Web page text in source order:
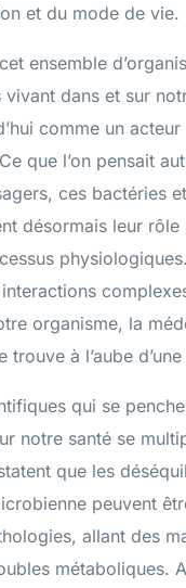
et du mode de vie.
ensemble
dans et sur
comme un
que l’on pensait
ces bactéries
désormais leur
organisme, la
trouve à l’aube
qui se
notre santé se
que les
peuvent
allant des
métaboliques.